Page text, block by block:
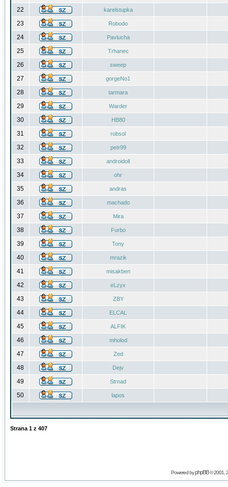
22 karelstupka
23 Robodo
24 Pavlucha
25 Trhanec
26 sweep
27 gorgeNo1
28 tarmara
29 Warder
30 HB80
31 robsol
32 petr99
33 androidoll
34 ohr
35 andras
36 machado
37 Mira
38 Furbo
39 Tony
40 mrazik
41 misakben
42 eLzyx
43 ZBY
44 ELCAL
45 ALFIK
46 mholod
47 Zed
48 Dejv
49 Strnad
50 lapos
Strana 1 z 407
Powered byphpBB© 2001,